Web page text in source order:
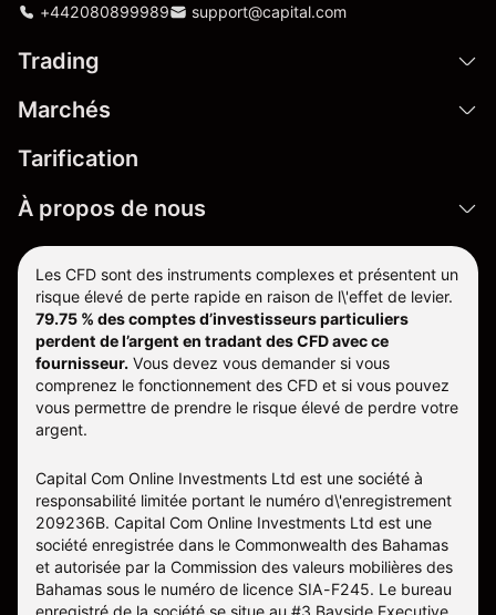
+442080899989 support@capital.com
Trading
Marchés
Tarification
À propos de nous
Les CFD sont des instruments complexes et présentent un
risque élevé de perte rapide en raison de l\'effet de levier.
79.75 % des comptes d’investisseurs particuliers
perdent de l’argent en tradant des CFD avec ce
fournisseur. Vous devez vous demander si vous
comprenez le fonctionnement des CFD et si vous pouvez
vous permettre de prendre le risque élevé de perdre votre
argent.
Capital Com Online Investments Ltd est une société à
responsabilité limitée portant le numéro d\'enregistrement
209236B. Capital Com Online Investments Ltd est une
société enregistrée dans le Commonwealth des Bahamas
et autorisée par la Commission des valeurs mobilières des
Bahamas sous le numéro de licence SIA-F245. Le bureau
enregistré de la société se situe au #3 Bayside Executive